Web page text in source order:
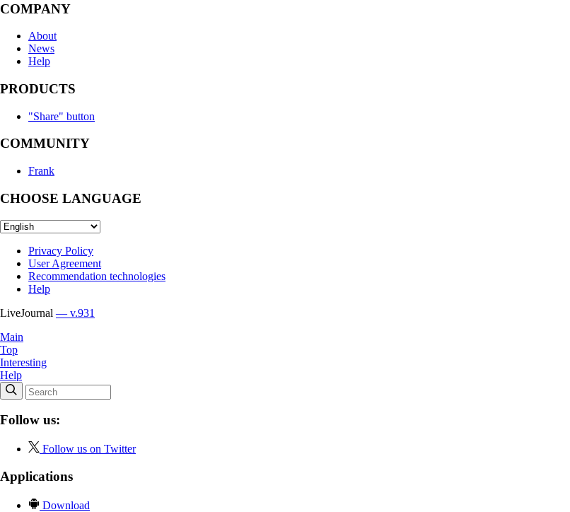
COMPANY
About
News
Help
PRODUCTS
"Share" button
COMMUNITY
Frank
CHOOSE LANGUAGE
Privacy Policy
User Agreement
Recommendation technologies
Help
LiveJournal — v.931
Main
Top
Interesting
Help
Follow us:
Follow us on Twitter
Applications
Download